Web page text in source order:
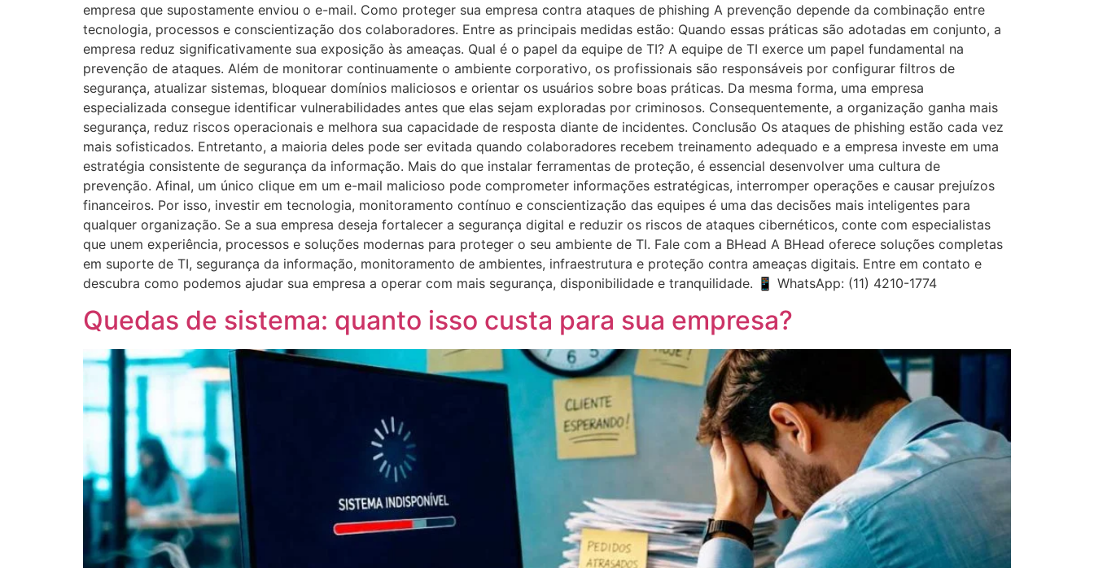
empresa que supostamente enviou o e-mail. Como proteger sua empresa contra ataques de phishing A prevenção depende da combinação entre
tecnologia, processos e conscientização dos colaboradores. Entre as principais medidas estão: Quando essas práticas são adotadas em conjunto, a
empresa reduz significativamente sua exposição às ameaças. Qual é o papel da equipe de TI? A equipe de TI exerce um papel fundamental na
prevenção de ataques. Além de monitorar continuamente o ambiente corporativo, os profissionais são responsáveis por configurar filtros de
segurança, atualizar sistemas, bloquear domínios maliciosos e orientar os usuários sobre boas práticas. Da mesma forma, uma empresa
especializada consegue identificar vulnerabilidades antes que elas sejam exploradas por criminosos. Consequentemente, a organização ganha mais
segurança, reduz riscos operacionais e melhora sua capacidade de resposta diante de incidentes. Conclusão Os ataques de phishing estão cada vez
mais sofisticados. Entretanto, a maioria deles pode ser evitada quando colaboradores recebem treinamento adequado e a empresa investe em uma
estratégia consistente de segurança da informação. Mais do que instalar ferramentas de proteção, é essencial desenvolver uma cultura de
prevenção. Afinal, um único clique em um e-mail malicioso pode comprometer informações estratégicas, interromper operações e causar prejuízos
financeiros. Por isso, investir em tecnologia, monitoramento contínuo e conscientização das equipes é uma das decisões mais inteligentes para
qualquer organização. Se a sua empresa deseja fortalecer a segurança digital e reduzir os riscos de ataques cibernéticos, conte com especialistas
que unem experiência, processos e soluções modernas para proteger o seu ambiente de TI. Fale com a BHead A BHead oferece soluções completas
em suporte de TI, segurança da informação, monitoramento de ambientes, infraestrutura e proteção contra ameaças digitais. Entre em contato e
descubra como podemos ajudar sua empresa a operar com mais segurança, disponibilidade e tranquilidade. 📱 WhatsApp: (11) 4210-1774
Quedas de sistema: quanto isso custa para sua empresa?